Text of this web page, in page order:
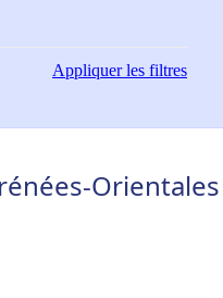
Appliquerles filtres
Orientales